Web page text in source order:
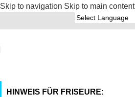
Skip to navigation Skip to main content
HINWEIS FÜR FRISEURE: